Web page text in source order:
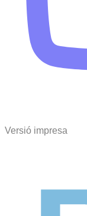
Versió impresa